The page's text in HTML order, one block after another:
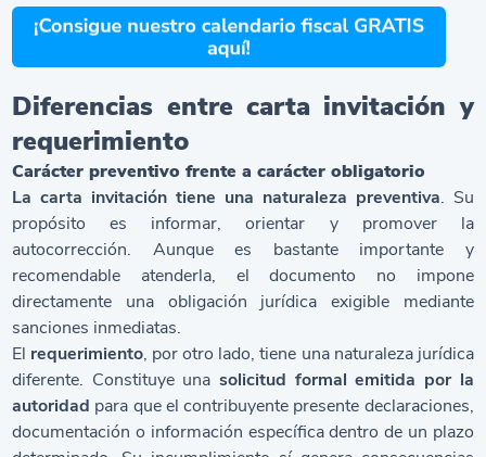
Diferencias entre carta invitación y
requerimiento
Carácter preventivo frente a carácter obligatorio
La carta invitación tiene una naturaleza preventiva. Su
propósito es informar, orientar y promover la
autocorrección. Aunque es bastante importante y
recomendable atenderla, el documento no impone
directamente una obligación jurídica exigible mediante
sanciones inmediatas.
El requerimiento, por otro lado, tiene una naturaleza jurídica
diferente. Constituye unasolicitud formal emitida por la
autoridad para que el contribuyente presente declaraciones,
documentación o información específica dentro de un plazo